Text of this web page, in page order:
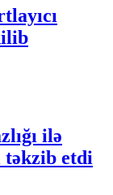
ilə
təkzib etdi